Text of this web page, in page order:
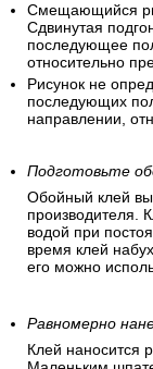
Смещающийся
Сдвинутая
последующее
относительно
Рисунок не
последующих
направлении,
Подготовьте
Обойный клей
производителя.
водой при
время клей
его можно
Равномерно
Клей наносится